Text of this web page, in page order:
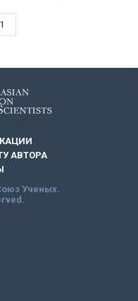
АВТОРА
Ученых.